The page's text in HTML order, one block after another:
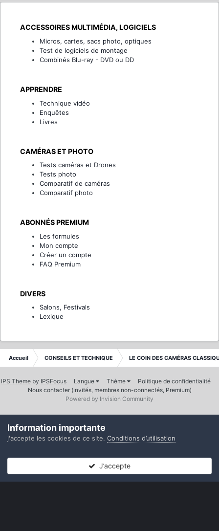
ACCESSOIRES MULTIMÉDIA, LOGICIELS
Micros, cartes, sacs photo, optiques
Test de logiciels de montage
Combinés Blu-ray - DVD ou DD
APPRENDRE
Technique vidéo
Enquêtes
Livres
CAMÉRAS ET PHOTO
Tests caméras et Drones
Tests photo
Comparatif de caméras
Comparatif photo
ABONNÉS PREMIUM
Les formules
Mon compte
Créer un compte
FAQ Premium
DIVERS
Salons, Festivals
Lexique
Accueil CONSEILS ET TECHNIQUE LE COIN DES CAMÉRAS
IPS Theme by IPSFocus Langue Thème
Politique de confidentialité
Nous contacter (invités, membres non-connectés, Premium)
Powered by Invision Community
Information importante
j'accepte les cookies de ce site. Conditions d’utilisation
J’accepte